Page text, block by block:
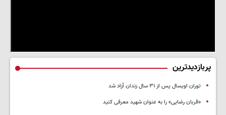
پربازدیدترین
توران اویسال پس از ۳۱ سال زندان آزاد شد
«قربان رضایی» را به عنوان شهید معرفی کنید